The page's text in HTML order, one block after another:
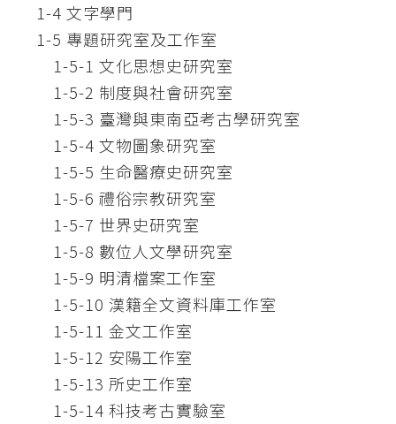
1-4 文字學門
1-5 專題研究室及工作室
1-5-1 文化思想史研究室
1-5-2 制度與社會研究室
1-5-3 臺灣與東南亞考古學研究室
1-5-4 文物圖象研究室
1-5-5 生命醫療史研究室
1-5-6 禮俗宗教研究室
1-5-7 世界史研究室
1-5-8 數位人文學研究室
1-5-9 明清檔案工作室
1-5-10 漢籍全文資料庫工作室
1-5-11 金文工作室
1-5-12 安陽工作室
1-5-13 所史工作室
1-5-14 科技考古實驗室